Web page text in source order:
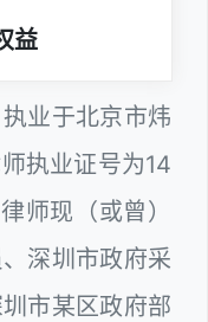
益
业于北京市炜
执业证号为14
师现（或曾）
深圳市政府采
市某区政府部